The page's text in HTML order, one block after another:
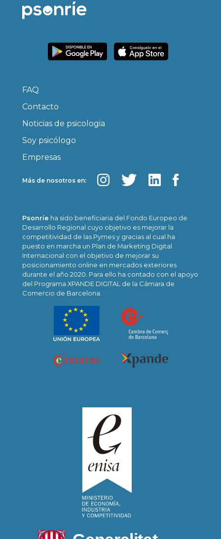
FAQ
Contacto
Noticias de psicologia
Soy psicólogo
Empresas
Más de nosotros en:
Psonríe ha sido beneficiaria del Fondo Europeo de
Desarrollo Regional cuyo objetivo es mejorar la
competitividad de las Pymes y gracias al cual ha
puesto en marcha un Plan de Marketing Digital
Internacional con el objetivo de mejorar su
posicionamiento online en mercados exteriores
durante el año 2020. Para ello ha contado con el apoyo
del Programa XPANDE DIGITAL de la Cámara de
Comercio de Barcelona.